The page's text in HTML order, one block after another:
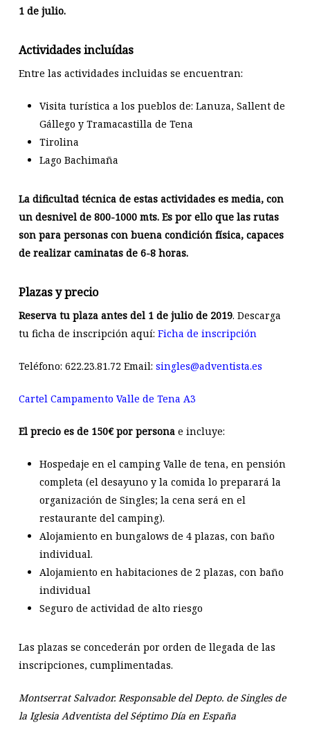
1 de julio.
Actividades incluídas
Entre las actividades incluidas se encuentran:
Visita turística a los pueblos de: Lanuza, Sallent de
Gállego y Tramacastilla de Tena
Tirolina
Lago Bachimaña
La dificultad técnica de estas actividades es media, con
un desnivel de 800-1000 mts. Es por ello que las rutas
son para personas con buena condición física, capaces
de realizar caminatas de 6-8 horas.
Plazas y precio
Reserva tu plaza antes del 1 de julio de 2019. Descarga
tu ficha de inscripción aquí: Ficha de inscripción
Teléfono: 622.23.81.72 Email: singles@adventista.es
Cartel Campamento Valle de Tena A3
El precio es de 150€ por personae incluye:
Hospedaje en el camping Valle de tena, en pensión
completa (el desayuno y la comida lo preparará la
organización de Singles; la cena será en el
restaurante del camping).
Alojamiento en bungalows de 4 plazas, con baño
individual.
Alojamiento en habitaciones de 2 plazas, con baño
individual
Seguro de actividad de alto riesgo
Las plazas se concederán por orden de llegada de las
inscripciones, cumplimentadas.
Montserrat Salvador. Responsable del Depto. de Singles de
la Iglesia Adventista del Séptimo Día en España